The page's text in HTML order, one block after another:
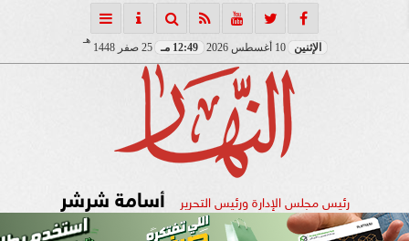
الإثنين 10 أغسطس 2026 12:49 مـ 25 صفر 1448
هـ
رئيس مجلس الإدارة ورئيس التحرير أسامة شرشر